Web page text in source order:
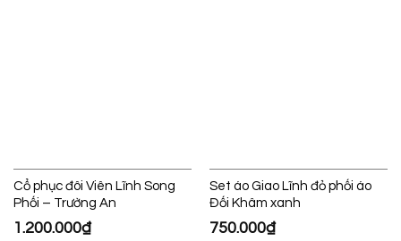
Cổ phục đôi Viên Lĩnh Song
Phối – Trường An
1.200.000₫
Set áo Giao Lĩnh đỏ phối áo
Đối Khâm xanh
750.000₫